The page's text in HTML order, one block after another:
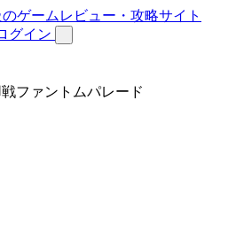
グイン
ファントムパレード